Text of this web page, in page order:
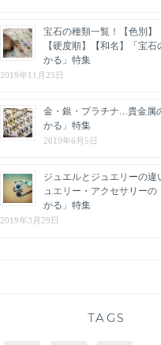
宝石の種類一覧！【色別】
【硬度順】【和名】「宝
かる」特集
2019年11月25日
金・銀・プラチナ…貴金属
かる」特集
2019年6月5日
ジュエルとジュエリーの違
ュエリー・アクセサリーの
かる」特集
2019年3月29日
TAGS